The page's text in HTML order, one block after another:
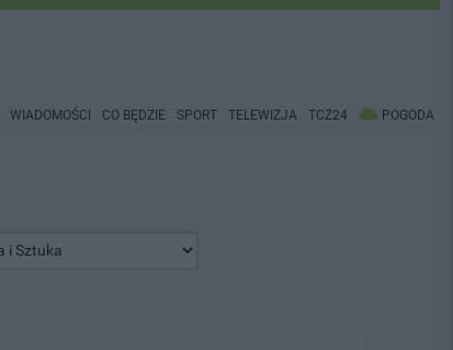
WIADOMOŚCI CO BĘDZIE SPORT TELEWIZJA TCZ24 POGODA